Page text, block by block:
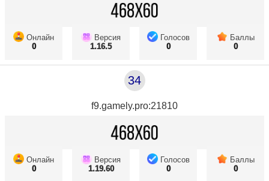
Онлайн
0
Версия
1.16.5
Голосов
0
Баллы
0
34
f9.gamely.pro:21810
Онлайн
0
Версия
1.19.60
Голосов
0
Баллы
0